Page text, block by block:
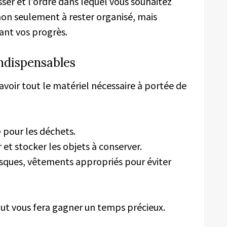
seulement à rester organisé, mais
vos progrès.
tout le matériel nécessaire à portée de
pour les déchets.
stocker les objets à conserver.
vêtements appropriés pour éviter
vous fera gagner un temps précieux.